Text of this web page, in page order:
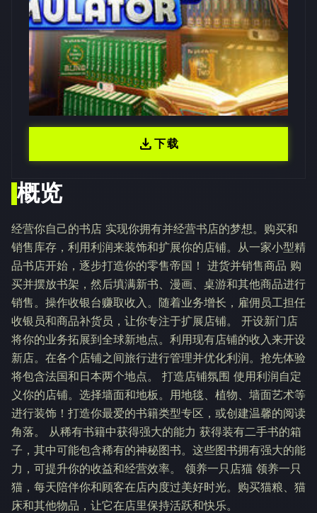
概览
经营你自己的书店 实现你拥有并经营书店的梦想。购买和
销售库存，利用利润来装饰和扩展你的店铺。从一家小型精
品书店开始，逐步打造你的零售帝国！ 进货并销售商品 购
买并摆放书架，然后填满新书、漫画、桌游和其他商品进行
销售。操作收银台赚取收入。随着业务增长，雇佣员工担任
收银员和商品补货员，让你专注于扩展店铺。 开设新门店
将你的业务拓展到全球新地点。利用现有店铺的收入来开设
新店。在各个店铺之间旅行进行管理并优化利润。抢先体验
将包含法国和日本两个地点。 打造店铺氛围 使用利润自定
义你的店铺。选择墙面和地板。用地毯、植物、墙面艺术等
进行装饰！打造你最爱的书籍类型专区，或创建温馨的阅读
角落。 从稀有书籍中获得强大的能力 获得装有二手书的箱
子，其中可能包含稀有的神秘图书。这些图书拥有强大的能
力，可提升你的收益和经营效率。 领养一只店猫 领养一只
猫，每天陪伴你和顾客在店内度过美好时光。购买猫粮、猫
床和其他物品，让它在店里保持活跃和快乐。
download下载